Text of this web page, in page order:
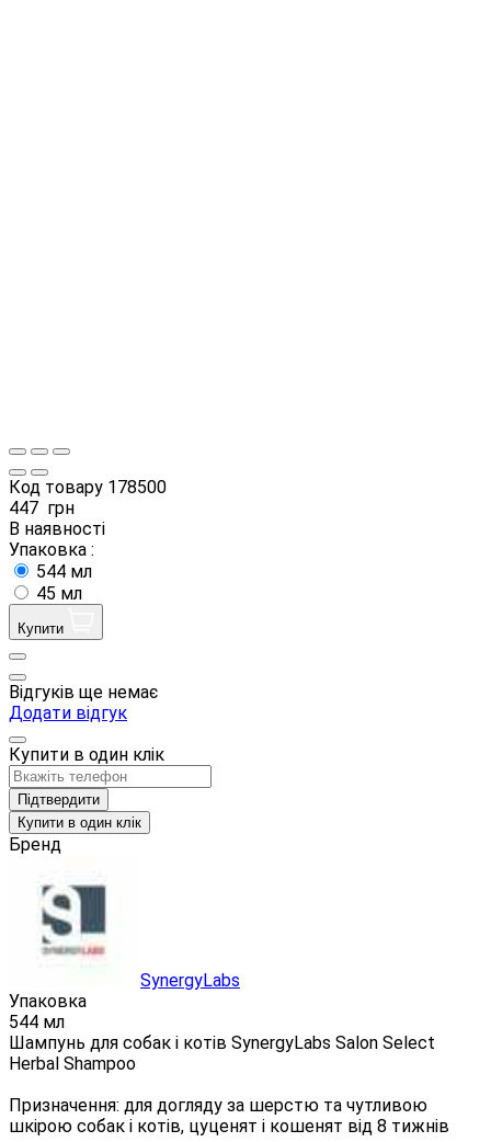
Код товару 178500
447 грн
В наявності
Упаковка :
544 мл
45 мл
Купити
Відгуків ще немає
Додати відгук
Купити в один клік
Підтвердити
Купити в один клік
Бренд
SynergyLabs
Упаковка
544 мл
Шампунь для собак і котів SynergyLabs Salon Select
Herbal Shampoo
Призначення: для догляду за шерстю та чутливою
шкірою собак і котів, цуценят і кошенят від 8 тижнів